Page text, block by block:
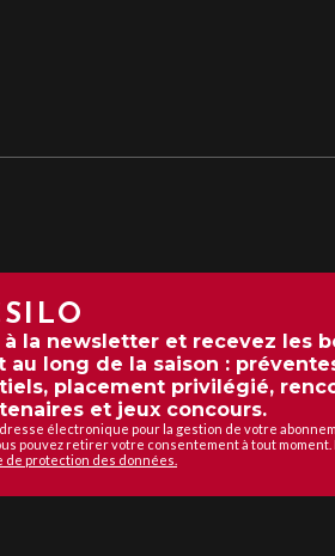
la newsletter et recevez les
au long de la saison :
placement privilégié,
et jeux concours.
électronique pour la gestion de votre
pouvez retirer votre consentement à tout moment.
de protection des données.